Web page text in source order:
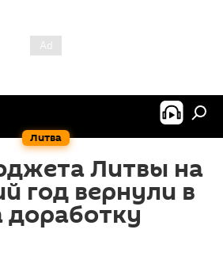
Литва
Литвы на
год вернули в
доработку